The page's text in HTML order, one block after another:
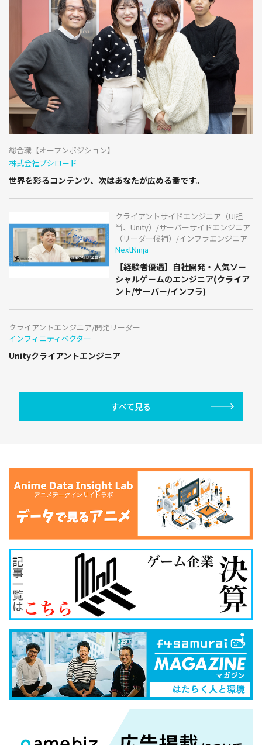
総合職【オープンポジション】
株式会社ブシロード
世界を彩るコンテンツ、次はあなたが広める番です。
クライアントサイドエンジニア（UI担
当、Unity）/サーバーサイドエンジニア
（リーダー候補）/インフラエンジニア
NextNinja
【経験者優遇】自社開発・人気ソー
シャルゲームのエンジニア(クライア
ント/サーバー/インフラ)
クライアントエンジニア/開発リーダー
インフィニティベクター
Unityクライアントエンジニア
すべて見る